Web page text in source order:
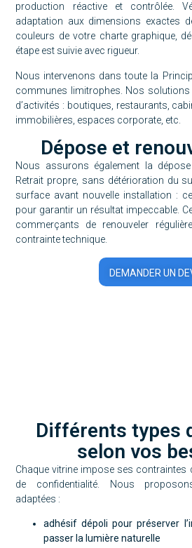
production réactive et contrôlée.
adaptation aux dimensions exactes
couleurs de votre charte graphique,
étape est suivie avec rigueur.
Nous intervenons dans toute la
communes limitrophes. Nos solutions
d’activités : boutiques, restaurants,
immobilières, espaces corporate, etc.
Dépose et
Nous assurons également la
Retrait propre, sans détérioration du
surface avant nouvelle installation :
pour garantir un résultat impeccable.
commerçants de renouveler
contrainte technique.
DEMANDER UN
Différents types
selon vos
Chaque vitrine impose ses contraintes
de confidentialité. Nous
adaptées :
adhésif dépoli pour préserver
passer la lumière naturelle